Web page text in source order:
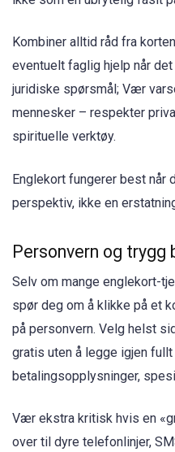
Kombiner alltid råd fra
eventuelt faglig hjelp når
juridiske spørsmål; Vær
mennesker – respekter
spirituelle verktøy.
Englekort fungerer best når
perspektiv, ikke en
Personvern og trygg
Selv om mange englekort-
spør deg om å klikke på et
på personvern. Velg helst
gratis uten å legge igjen
betalingsopplysninger,
Vær ekstra kritisk hvis en
over til dyre telefonlinjer,